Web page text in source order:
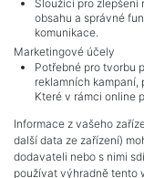
Sloužící pro
obsahu a správné
komunikace.
Marketingové účely
Potřebné pro tvorbu
reklamních kampaní,
Které v rámci online
Informace z vašeho
další data ze zařízení)
dodavateli nebo s nimi
používat výhradně tento